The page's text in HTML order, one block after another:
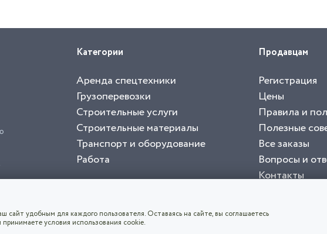
Категории
Аренда спецтехники
Грузоперевозки
Строительные услуги
Строительные материалы
Транспорт и оборудование
Работа
Продавцам
Регистрация
Цены
Правила и
Полезные
Все заказы
Вопросы и
Контакты
означает согласие с
. Все логотипы и торговые
удобным для каждого пользователя. Оставаясь на сайте, вы соглашаетесь
принимаете условия использования cookie.
СКАЧАТЬ ПРИЛОЖЕНИЕ